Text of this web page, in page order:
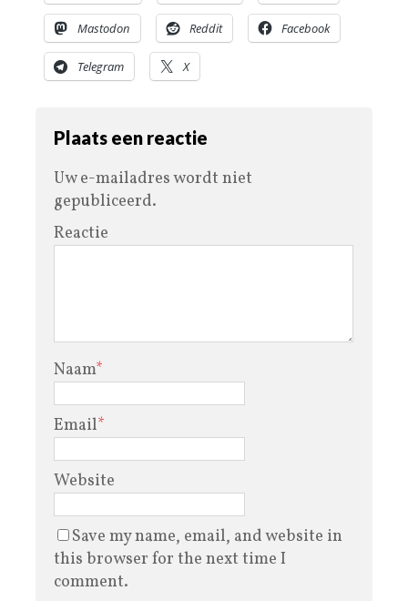
Mastodon Reddit Facebook
Telegram X
Plaats een reactie
Uw e-mailadres wordt niet
gepubliceerd.
Reactie
Naam*
Email*
Website
Save my name, email, and website in
this browser for the next time I
comment.